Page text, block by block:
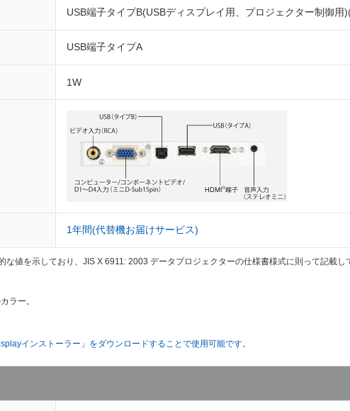
USB端子タイプB(USBディスプレイ用、プロジェクター制御用
USB端子タイプA
1W
1年間(代替機お届けサービス)
な値を示しており、JIS X 6911: 2003 データプロジェクターの仕様書様式に則って記載
ラー。
インストーラー」をダウンロードすることで使用可能です。